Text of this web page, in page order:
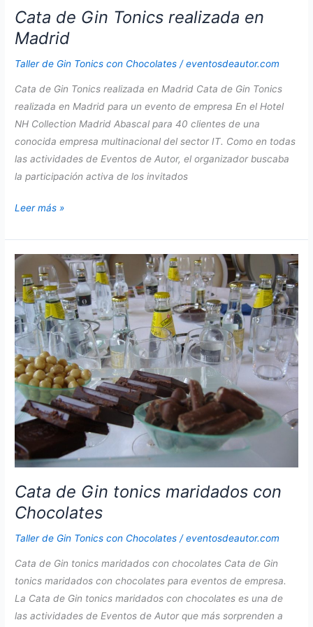
Cata de Gin Tonics realizada en
Madrid
Taller de Gin Tonics con Chocolates /eventosdeautor.com
Cata de Gin Tonics realizada en Madrid Cata de Gin Tonics
realizada en Madrid para un evento de empresa En el Hotel
NH Collection Madrid Abascal para 40 clientes de una
conocida empresa multinacional del sector IT. Como en todas
las actividades de Eventos de Autor, el organizador buscaba
la participación activa de los invitados
Cata
Gin
Tonics
realizada
en
Madrid
Leer más »
Cata de Gin tonics maridados con
Chocolates
Taller de Gin Tonics con Chocolates /eventosdeautor.com
Cata de Gin tonics maridados con chocolates Cata de Gin
tonics maridados con chocolates para eventos de empresa.
La Cata de Gin tonics maridados con chocolates es una de
las actividades de Eventos de Autor que más sorprenden a